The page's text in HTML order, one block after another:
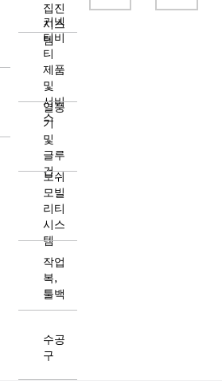
집진
시스
템
커넥
티비
티
제품
및
서비
스
열풍
기
및
글루
건
보쉬
모빌
리티
시스
템
작업
복,
툴백
수공
구